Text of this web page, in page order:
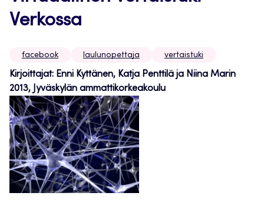
Verkossa
facebook laulunopettaja vertaistuki
Kirjoittajat: Enni Kyttänen, Katja Penttilä ja Niina Marin
2013, Jyväskylän ammattikorkeakoulu